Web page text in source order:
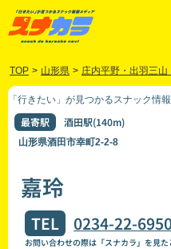
TOP > 山形県 > 庄内平野・出羽三山
「行きたい」が見つかるスナック情
最寄駅 酒田駅(140m)
山形県酒田市幸町2-2-8
嘉玲
TEL 0234-22-
お問い合わせの際は「スナカラ」を見